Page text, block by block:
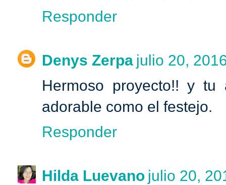
Responder
Denys Zerpa julio 20,
Hermoso proyecto!! y
adorable como el festejo.
Responder
Hilda Luevano julio 20,